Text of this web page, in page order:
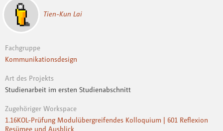
Tien-Kun Lai
Fachgruppe
Kommunikationsdesign
Art des Projekts
Studienarbeit im ersten Studienabschnitt
Zugehöriger Workspace
1.16KOL-Prüfung Modulübergreifendes Kolloquium | 601 Reflexion
Resümee und Ausblick